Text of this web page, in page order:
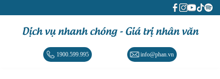
Dịch vụ nhanh chóng - Giá trị nhân văn
1900.599.995 info@phan.vn